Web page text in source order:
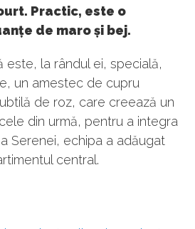
Practic, este o
de maro și bej.
este, la rândul ei, specială,
un amestec de cupru
de roz, care creează un
din urmă, pentru a integra
Serenei, echipa a adăugat
central.